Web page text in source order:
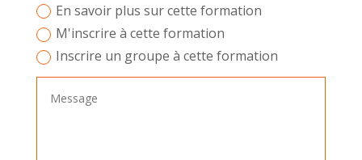
En savoir plus sur cette formation
M'inscrire à cette formation
Inscrire un groupe à cette formation